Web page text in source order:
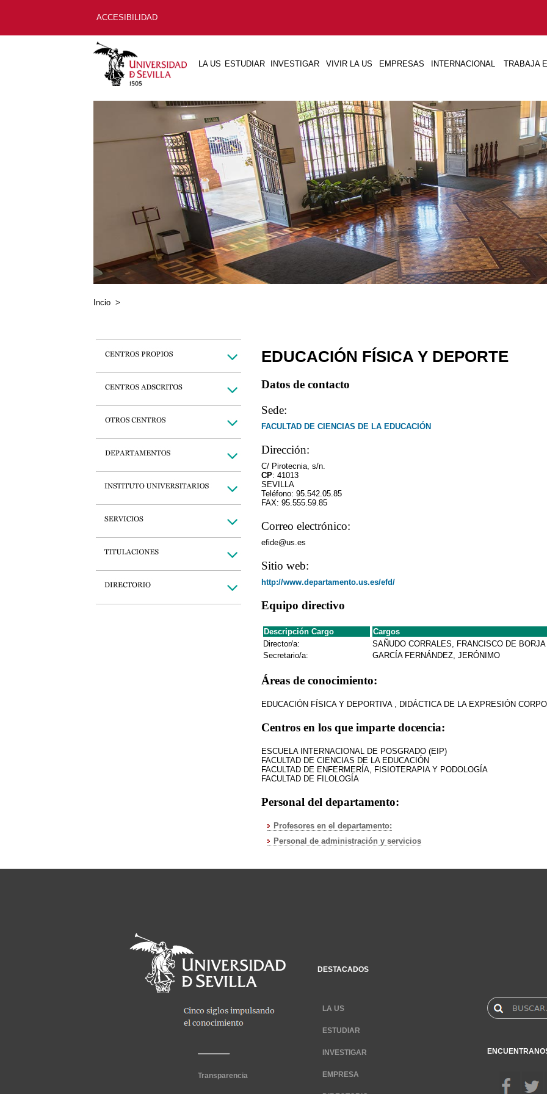
ACCESIBILIDAD
LA US ESTUDIAR INVESTIGAR VIVIR LA US EMPRESAS INTERNACIONAL TRABAJA
Incio >
EDUCACIÓN FÍSICA Y DEPORTE
Datos de contacto
Sede:
FACULTAD DE CIENCIAS DE LA EDUCACIÓN
Dirección:
C/ Pirotecnia, s/n.
CP: 41013
SEVILLA
Teléfono: 95.542.05.85
FAX: 95.555.59.85
Correo electrónico:
efide@us.es
Sitio web:
http://www.departamento.us.es/efd/
Equipo directivo
Descripción Cargo
Cargos
Director/a:
SAÑUDO CORRALES, FRANCISCO DE BORJA
Secretario/a:
GARCÍA FERNÁNDEZ, JERÓNIMO
Áreas de conocimiento:
EDUCACIÓN FÍSICA Y DEPORTIVA , DIDÁCTICA DE LA EXPRESIÓN
Centros en los que imparte docencia:
ESCUELA INTERNACIONAL DE POSGRADO (EIP)
FACULTAD DE CIENCIAS DE LA EDUCACIÓN
FACULTAD DE ENFERMERÍA, FISIOTERAPIA Y PODOLOGÍA
FACULTAD DE FILOLOGÍA
Personal del departamento:
Profesores en el departamento:
Personal de administración y servicios
Transparencia
DESTACADOS
LA US
ESTUDIAR
INVESTIGAR
EMPRESA